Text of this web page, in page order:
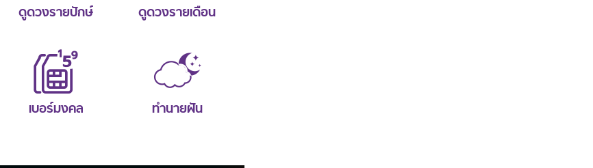
ดูดวงรายปักษ์ ดูดวงรายเดือน
เบอร์มงคล ทำนายฝัน